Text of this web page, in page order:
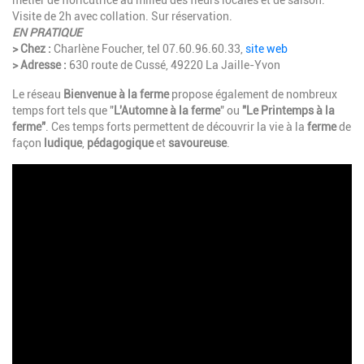
Visite de 2h avec collation. Sur réservation.
EN PRATIQUE
> Chez : Charlène Foucher, tel 07.60.96.60.33, site web
> Adresse : 630 route de Cussé, 49220 La Jaille-Yvon
Le réseau Bienvenue à la ferme propose également de nombreux
temps fort tels que "L'Automne à la ferme" ou "Le Printemps à la
ferme" . Ces temps forts permettent de découvrir la vie à la fermede
façon ludique, pédagogiqueetsavoureuse.